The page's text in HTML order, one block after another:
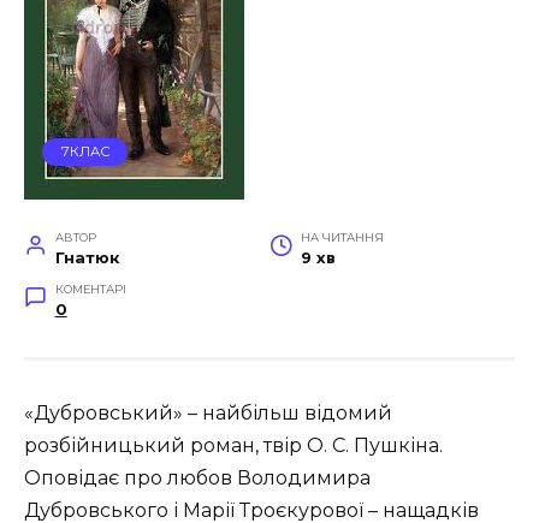
7КЛАС
АВТОР
Гнатюк
НА ЧИТАННЯ
9 хв
КОМЕНТАРІ
0
«Дубровський» – найбільш відомий
розбійницький роман, твір О. С. Пушкіна.
Оповідає про любов Володимира
Дубровського і Марії Троєкурової – нащадків